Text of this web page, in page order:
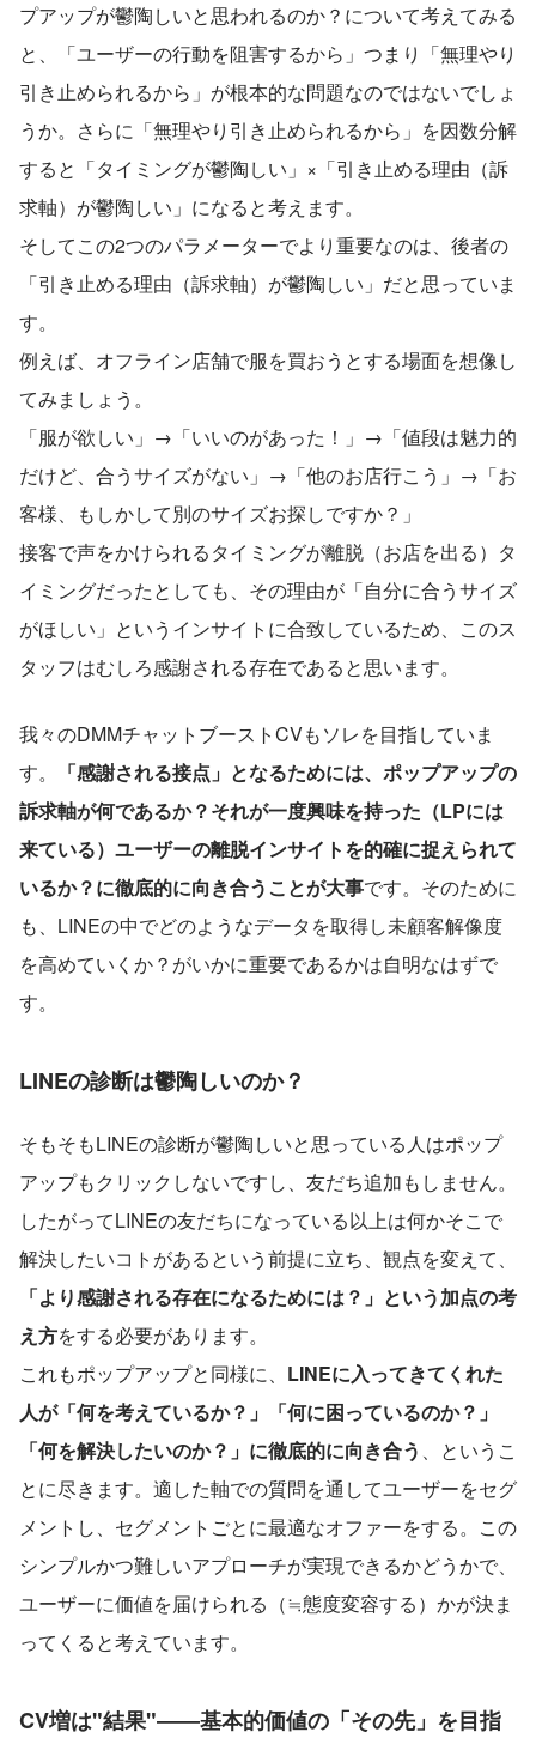
プアップが鬱陶しいと思われるのか？について考えてみる
と、「ユーザーの行動を阻害するから」つまり「無理やり
引き止められるから」が根本的な問題なのではないでしょ
うか。さらに「無理やり引き止められるから」を因数分解
すると「タイミングが鬱陶しい」×「引き止める理由（訴
求軸）が鬱陶しい」になると考えます。
そしてこの2つのパラメーターでより重要なのは、後者の
「引き止める理由（訴求軸）が鬱陶しい」だと思っていま
す。
例えば、オフライン店舗で服を買おうとする場面を想像し
てみましょう。
「服が欲しい」→「いいのがあった！」→「値段は魅力的
だけど、合うサイズがない」→「他のお店行こう」→「お
客様、もしかして別のサイズお探しですか？」
接客で声をかけられるタイミングが離脱（お店を出る）タ
イミングだったとしても、その理由が「自分に合うサイズ
がほしい」というインサイトに合致しているため、このス
タッフはむしろ感謝される存在であると思います。
我々のDMMチャットブーストCVもソレを目指していま
す。
「感謝される接点」となるためには、ポップアップの
訴求軸が何であるか？それが一度興味を持った（LPには
来ている）ユーザーの離脱インサイトを的確に捉えられて
いるか？に徹底的に向き合うことが大事です。そのために
も、LINEの中でどのようなデータを取得し未顧客解像度
を高めていくか？がいかに重要であるかは自明なはずで
す。
LINEの診断は鬱陶しいのか？
そもそもLINEの診断が鬱陶しいと思っている人はポップ
アップもクリックしないですし、友だち追加もしません。
したがってLINEの友だちになっている以上は何かそこで
解決したいコトがあるという前提に立ち、観点を変えて、
「より感謝される存在になるためには？」という加点の考
え方をする必要があります。
これもポップアップと同様に、 LINEに入ってきてくれた
人が「何を考えているか？」「何に困っているのか？」
「何を解決したいのか？」に徹底的に向き合う 、というこ
とに尽きます。適した軸での質問を通してユーザーをセグ
メントし、セグメントごとに最適なオファーをする。この
シンプルかつ難しいアプローチが実現できるかどうかで、
ユーザーに価値を届けられる（≒態度変容する）かが決ま
ってくると考えています。
CV増は"結果"――基本的価値の「その先」を目指